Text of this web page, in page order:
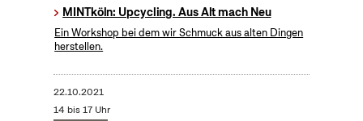
MINTköln: Upcycling. Aus Alt mach Neu
Ein Workshop bei dem wir Schmuck aus alten Dingen
herstellen.
22.10.2021
14 bis 17 Uhr